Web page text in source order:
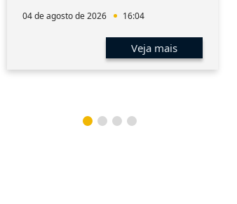
04 de agosto de 2026 16:04
Veja mais